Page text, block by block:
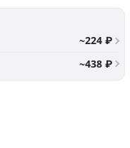
~224 ₽
~438 ₽